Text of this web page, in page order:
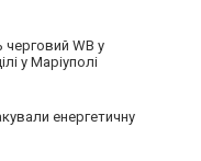
черговий WB у
у Маріуполі
енергетичну